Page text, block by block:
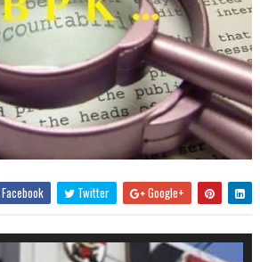
Facebook Twitter Google+